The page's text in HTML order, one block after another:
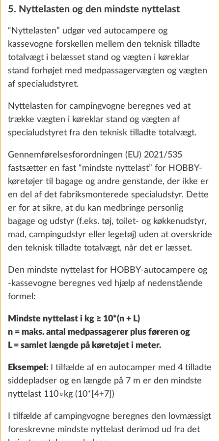
17.547 kr.
Tilføj
Lader til 12 V strømforsyning med
booster, batterisensor og batterikasse,
kun i forbindelse med TFT-
betjeningspanel
2,8 kg
Tilføj
kassevogne) og til den mindste nyttelast, kan du
vælge en opvejning af køretøjet afhængigt af
grundridset (forøgelse af den teknisk tilladte
totalvægt) og/eller fravælge specialudstyr i
forbindelse med konfigurationen. Ellers kan du ikke
komme videre med konfigurationen eller
Kontrollér om nødvendigt med din HOBBY-
forhandler, at den teknisk tilladte totalvægt ikke
tilbage til medpassagerer (kun i tilfælde af
autocampere og kassevogne) og til den mindste
nyttelast.
6. Maksimal vægt for specialudstyr
For at sikre, at køretøjets teknisk tilladte totalvægt,
under hensyntagen til vægten i køreklar stand,
vægten for medpassagerer (kun i tilfælde af
autocampere og kassevogne) og den lovmæssigt
foreskrevne mindste nyttelast, ikke overskrides ved
montering af specialudstyr, har HOBBY begrænset
“maksimal vægt for specialudstyr” af producenten.
For autocampere og kassevogne beregnes dette i
stand, vægten for medpassagerer og den mindste
nyttelast fra den teknisk tilladte totalvægt. For
campingvogne beregnes dette ved at trække vægten
teknisk tilladte totalvægt.